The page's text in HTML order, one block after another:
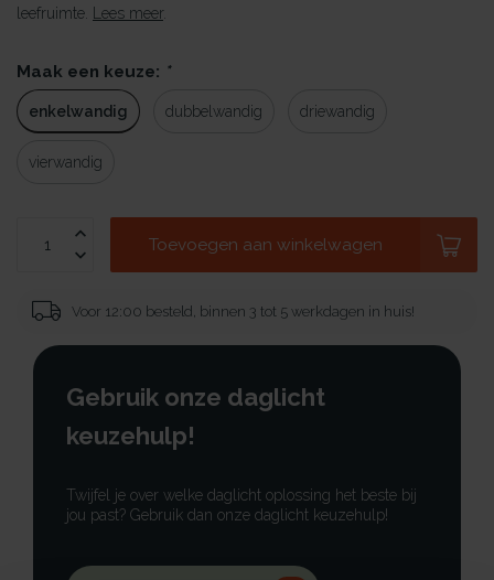
leefruimte.
Lees meer.
Maak een keuze: *
enkelwandig dubbelwandig driewandig
vierwandig
Toevoegen aan winkelwagen
Voor 12:00 besteld, binnen 3 tot 5 werkdagen in huis!
Gebruik onze daglicht
keuzehulp!
Twijfel je over welke daglicht oplossing het beste bij
jou past? Gebruik dan onze daglicht keuzehulp!